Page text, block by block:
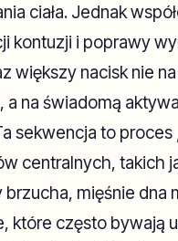
ciała. Jednak
kontuzji i poprawy
większy nacisk nie
a na świadomą
sekwencja to proces
centralnych, takich
mięśnie dna
które często bywają